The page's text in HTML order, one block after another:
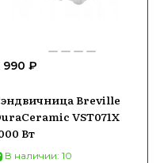
990 ₽
Breville
VST071X
Вт
В наличии: 10